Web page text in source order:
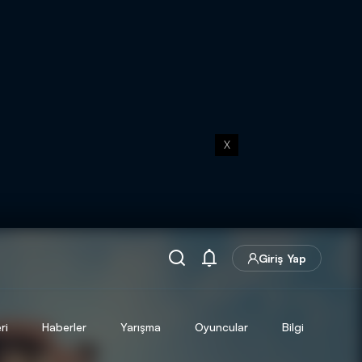
X
Giriş Yap
Haberler Yarışma Oyuncular Bilgi